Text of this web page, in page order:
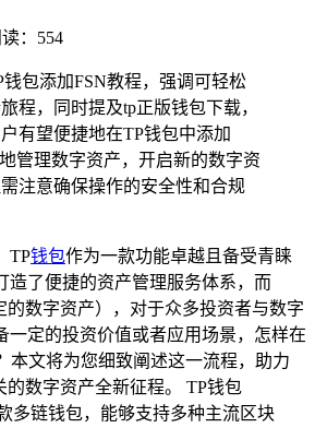
：554
钱包添加FSN教程，强调可轻松
程，同时提及tp正版钱包下载，
有望便捷地在TP钱包中添加
管理数字资产，开启新的数字资
注意确保操作的安全性和合规
TP钱包作为一款功能卓越且备受青睐
造了便捷的资产管理服务体系，而
的数字资产），对于众多投资者与数字
一定的投资价值或者应用场景，怎样在
本文将为您细致阐述这一流程，助力
的数字资产全新征程。 TP钱包
款多链钱包，能够支持多种主流区块